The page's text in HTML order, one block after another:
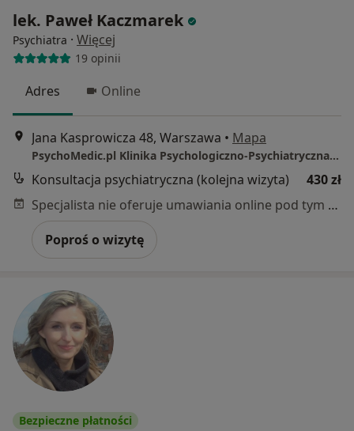
lek. Paweł Kaczmarek
Psychiatra · Więcej
19 opinii
Adres Online
Jana Kasprowicza 48, Warszawa • Mapa
PsychoMedic.pl Klinika Psychologiczno-Psychiatryczna Warszawa ul. Jana Kasprowicza 48 (METRO STARE BIELANY)
Konsultacja psychiatryczna (kolejna wizyta)
430 zł
Specjalista nie oferuje umawiania online pod tym adresem.
Poproś o wizytę
Bezpieczne płatności